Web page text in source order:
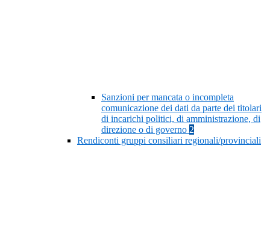
Sanzioni per mancata o incompleta
comunicazione dei dati da parte dei titolari
di incarichi politici, di amministrazione, di
direzione o di governo 2
Rendiconti gruppi consiliari regionali/provinciali